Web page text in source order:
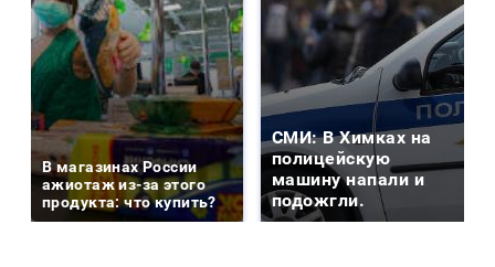
В магазинах России
ажиотаж из-за этого
продукта: что купить?
СМИ: В Химках на
полицейскую
машину напали и
подожгли.